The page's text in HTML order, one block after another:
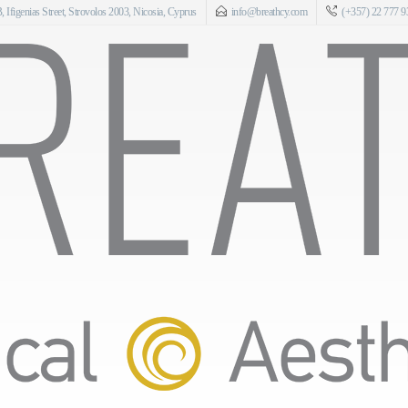
Ifigenias Street, Strovolos 2003, Nicosia, Cyprus info@breathcy.com (+357) 22 777